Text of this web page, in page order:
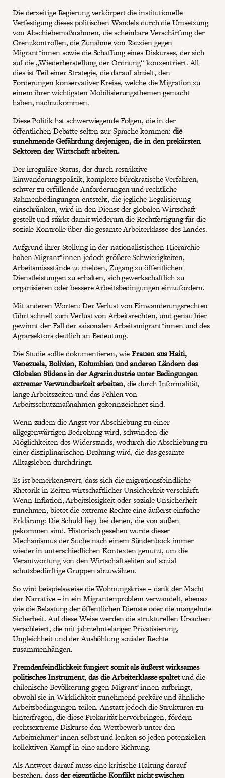
Die derzeitige Regierung verkörpert die institutionelle
Verfestigung dieses politischen Wandels durch die Umsetzung
von Abschiebemaßnahmen, die scheinbare Verschärfung der
Grenzkontrollen, die Zunahme von Razzien gegen
Migrant*innen sowie die Schaffung eines Diskurses, der sich
auf die „Wiederherstellung der Ordnung“ konzentriert. All
dies ist Teil einer Strategie, die darauf abzielt, den
Forderungen konservativer Kreise, welche die Migration zu
einem ihrer wichtigsten Mobilisierungsthemen gemacht
haben, nachzukommen.
Diese Politik hat schwerwiegende Folgen, die in der
öffentlichen Debatte selten zur Sprache kommen:die
zunehmende Gefährdung derjenigen, die in den prekärsten
Sektoren der Wirtschaft arbeiten.
Der irreguläre Status, der durch restriktive
Einwanderungspolitik, komplexe bürokratische Verfahren,
schwer zu erfüllende Anforderungen und rechtliche
Rahmenbedingungen entsteht, die jegliche Legalisierung
einschränken, wird in den Dienst der globalen Wirtschaft
gestellt und stärkt damit wiederum die Rechtfertigung für die
soziale Kontrolle über die gesamte Arbeiterklasse des Landes.
Aufgrund ihrer Stellung in der nationalistischen Hierarchie
haben Migrant*innen jedoch größere Schwierigkeiten,
Arbeitsmissstände zu melden, Zugang zu öffentlichen
Dienstleistungen zu erhalten, sich gewerkschaftlich zu
organisieren oder bessere Arbeitsbedingungen einzufordern.
Mit anderen Worten: Der Verlust von Einwanderungsrechten
führt schnell zum Verlust von Arbeitsrechten, und genau hier
gewinnt der Fall der saisonalen Arbeitsmigrant*innen und des
Agrarsektors deutlich an Bedeutung.
Die Studie sollte dokumentieren, wieFrauen aus Haiti,
Venezuela, Bolivien, Kolumbien und anderen Ländern des
Globalen Südens in der Agrarindustrie unter Bedingungen
extremer Verwundbarkeit arbeiten, die durch Informalität,
lange Arbeitszeiten und das Fehlen von
Arbeitsschutzmaßnahmen gekennzeichnet sind.
Wenn zudem die Angst vor Abschiebung zu einer
allgegenwärtigen Bedrohung wird, schwinden die
Möglichkeiten des Widerstands, wodurch die Abschiebung zu
einer disziplinarischen Drohung wird, die das gesamte
Alltagsleben durchdringt.
Es ist bemerkenswert, dass sich die migrationsfeindliche
Rhetorik in Zeiten wirtschaftlicher Unsicherheit verschärft.
Wenn Inflation, Arbeitslosigkeit oder soziale Unsicherheit
zunehmen, bietet die extreme Rechte eine äußerst einfache
Erklärung: Die Schuld liegt bei denen, die von außen
gekommen sind. Historisch gesehen wurde dieser
Mechanismus der Suche nach einem Sündenbock immer
wieder in unterschiedlichen Kontexten genutzt, um die
Verantwortung von den Wirtschaftseliten auf sozial
schutzbedürftige Gruppen abzuwälzen.
So wird beispielsweise die Wohnungskrise – dank der Macht
der Narrative – in ein Migrantenproblem verwandelt, ebenso
wie die Belastung der öffentlichen Dienste oder die mangelnde
Sicherheit. Auf diese Weise werden die strukturellen Ursachen
verschleiert, die mit jahrzehntelanger Privatisierung,
Ungleichheit und der Aushöhlung sozialer Rechte
zusammenhängen.
Fremdenfeindlichkeit fungiert somit als äußerst wirksames
politisches Instrument, das die Arbeiterklasse spaltetund die
chilenische Bevölkerung gegen Migrant*innen aufbringt,
obwohl sie in Wirklichkeit zunehmend prekäre und ähnliche
Arbeitsbedingungen teilen. Anstatt jedoch die Strukturen zu
hinterfragen, die diese Prekarität hervorbringen, fördern
rechtsextreme Diskurse den Wettbewerb unter den
Arbeitnehmer*innen selbst und lenken so jeden potenziellen
kollektiven Kampf in eine andere Richtung.
Als Antwort darauf muss eine kritische Haltung darauf
bestehen, dassder eigentliche Konflikt nicht zwischen